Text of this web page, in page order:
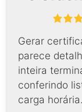
Gerar
parece
inteira
conferindo
carga horária.